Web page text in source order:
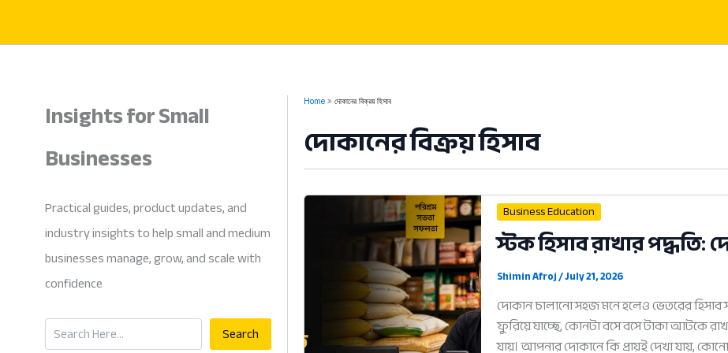
content
Insights for Small
Businesses
Practical guides, product updates, and
industry insights to help small and medium
businesses manage, grow, and scale with
confidence
Search Search
Home দোকানের বিক্রয় হিসাব
দোকানের বিক্রয় হিসাব
Business Education
স্টক হিসাব রাখার পদ্ধতি:
Shimin Afroj/July 21, 2026
দোকান চালানো সহজ মনে হলেও ভেতরের
ফুরিয়ে যাচ্ছে, কোনটা বসে বসে টাকা আটকে
যায়। আপনার দোকানে কি প্রায়ই দেখা যায়,